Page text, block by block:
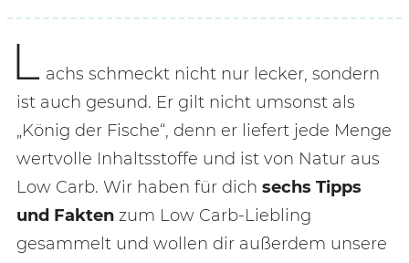
L achs schmeckt nicht nur lecker, sondern
ist auch gesund. Er gilt nicht umsonst als
„König der Fische“, denn er liefert jede Menge
wertvolle Inhaltsstoffe und ist von Natur aus
Low Carb. Wir haben für dich sechs Tipps
und Fakten zum Low Carb-Liebling
gesammelt und wollen dir außerdem unsere